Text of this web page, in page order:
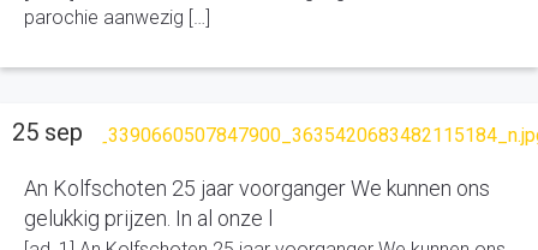
parochie aanwezig […]
An Kolfschoten 25 jaar voorganger We kunnen ons
gelukkig prijzen. In al onze l
25 sep